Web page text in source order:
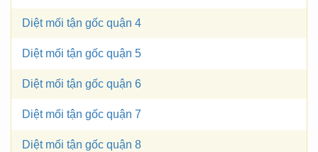
Diệt mối tận gốc quận 4
Diệt mối tận gốc quận 5
Diệt mối tận gốc quận 6
Diệt mối tận gốc quận 7
Diệt mối tận gốc quận 8